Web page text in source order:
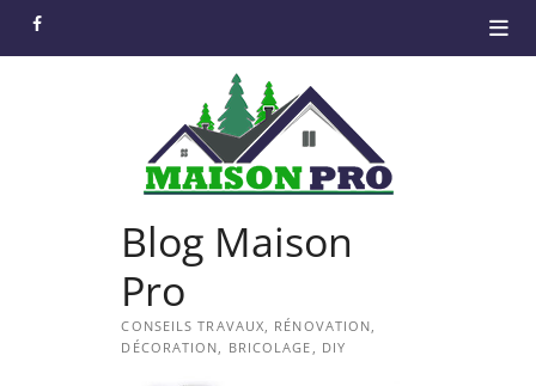
facebook
Blog Maison
Pro
CONSEILS TRAVAUX, RÉNOVATION,
DÉCORATION, BRICOLAGE, DIY